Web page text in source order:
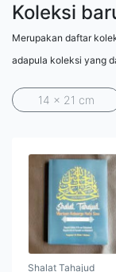
Koleksi
Merupakan daftar
adapula koleksi yang
14 x 21 cm
Shalat Tahajud